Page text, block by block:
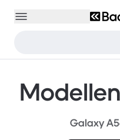
Galaxy